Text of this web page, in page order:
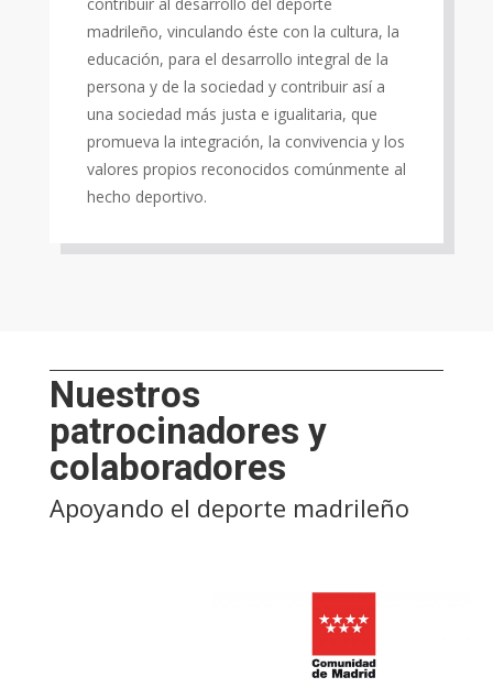
madrileño, vinculando éste con la cultura, la
educación, para el desarrollo integral de la
persona y de la sociedad y contribuir así a
una sociedad más justa e igualitaria, que
promueva la integración, la convivencia y los
valores propios reconocidos comúnmente al
hecho deportivo.
Nuestros
patrocinadores y
colaboradores
Apoyando el deporte madrileño